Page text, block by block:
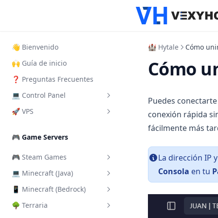
👋 Bienvenido
🙌 Guía de inicio
❓ Preguntas Frecuentes
💻 Control Panel
¿Cuál es?
Agregar otro usuario
Importar servidor
Copias de seguridad
Cómo funciona SFTP
🚀 VPS
Conectar vía RDP
Conectar vía SSH
Conectar vía VNC
Cambiar contraseña del VPS
🎮 Game Servers
🎮 Steam Games
Agregar Token de Steam
💻 Minecraft (Java)
Cambiar la dificultad del
servidor
📱 Minecraft (Bedrock)
Instalar addons/mods
🌳 Terraria
🏰 Hytale Cómo
Cómo
Puedes
conexión rápida
fácilmente más
La dirección IP
Consola en tu